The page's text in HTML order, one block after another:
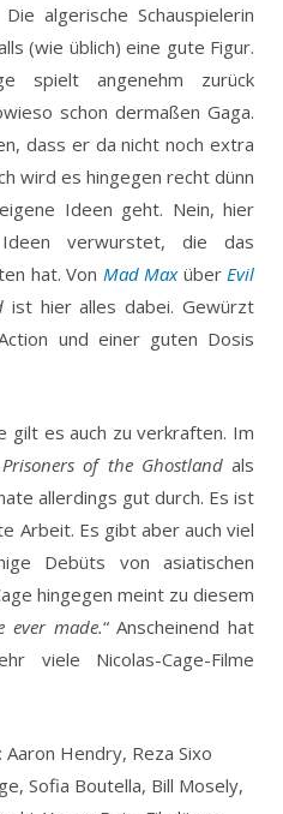
algerische Schauspielerin
(wie üblich) eine gute Figur.
spielt angenehm zurück
schon dermaßen Gaga.
dass er da nicht noch extra
wird es hingegen recht dünn
Ideen geht. Nein, hier
verwurstet, die das
hat. Von Mad Maxüber Evil
ist hier alles dabei. Gewürzt
und einer guten Dosis
gilt es auch zu verkraften. Im
Prisoners of the Ghostlandals
allerdings gut durch. Es ist
Arbeit. Es gibt aber auch viel
Debüts von asiatischen
hingegen meint zu diesem
ever made.“ Anscheinend hat
viele Nicolas-Cage-Filme
Aaron Hendry, Reza Sixo
Sofia Boutella, Bill Mosely,